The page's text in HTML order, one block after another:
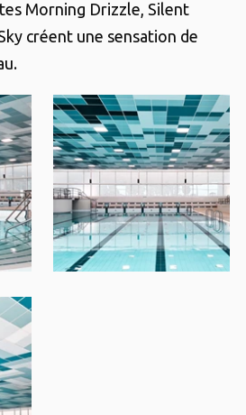
Morning Drizzle, Silent
créent une sensation de